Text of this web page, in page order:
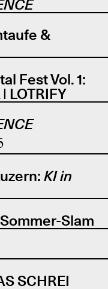
&
Fest Vol. 1:
LOTRIFY
KI in
Slam
SCHREI